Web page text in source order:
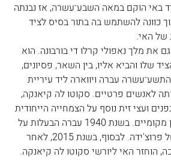
באי הוקם במאה השבע־עשרה, אז נבנתה
כוונה להשתמש בה בתור בסיס לציד
של האי.
את מלך נאפולי קרלו די בורבונה. הוא
שלו והביא אליו, בין השאר, פסיונים,
עברה ויווארה ליד עיריית
לאנשים פרטיים. סקוטו לה קיאנקה,
ועצי זית נוסף על הצמחייה הייחודית
לאי והחל לייצר יין ושמן מקומיים. בשנת 1940 עברה הבעלות על
האי לידי בית החולים של פרוצ'ידה. לבסוף, בשנת 2015, לאחר
הוחזר האי ליורשי סקוטו לה קיאנקה.